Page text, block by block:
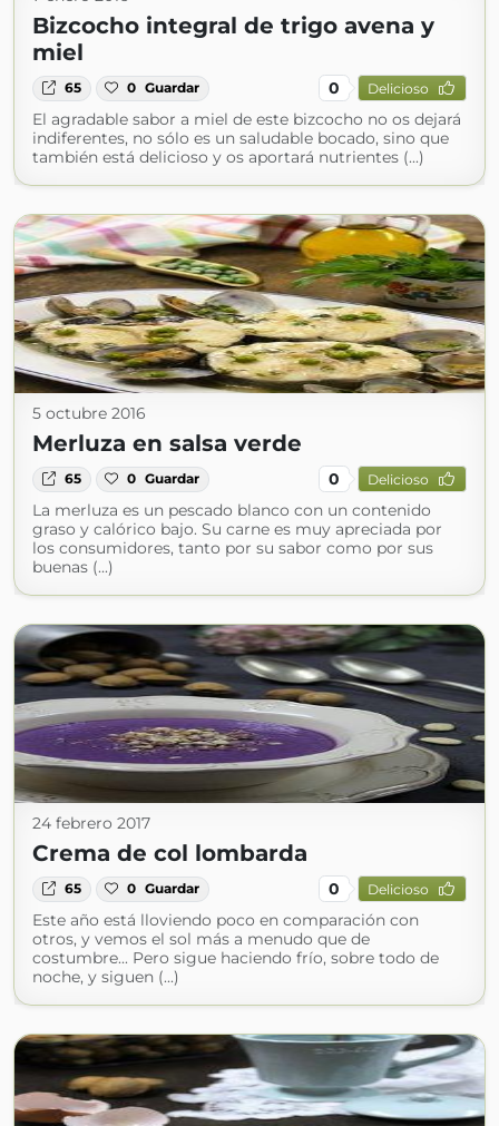
Bizcocho integral de trigo avena y
miel
65 0 Guardar 0 Delicioso
El agradable sabor a miel de este bizcocho no os dejará
indiferentes, no sólo es un saludable bocado, sino que
también está delicioso y os aportará nutrientes (...)
5 octubre 2016
Merluza en salsa verde
65 0 Guardar 0 Delicioso
La merluza es un pescado blanco con un contenido
graso y calórico bajo. Su carne es muy apreciada por
los consumidores, tanto por su sabor como por sus
buenas (...)
24 febrero 2017
Crema de col lombarda
65 0 Guardar 0 Delicioso
Este año está lloviendo poco en comparación con
otros, y vemos el sol más a menudo que de
costumbre... Pero sigue haciendo frío, sobre todo de
noche, y siguen (...)